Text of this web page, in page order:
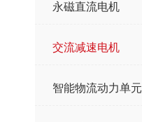
永磁直流电机
交流减速电机
智能物流动力单元